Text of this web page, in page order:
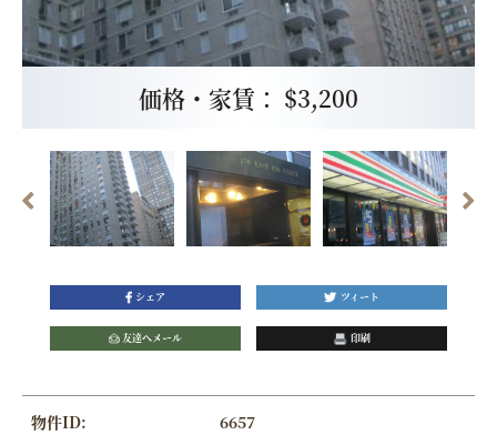
価格・家賃： $3,200
シェア ツィート
友達へメール 印刷
物件ID: 6657